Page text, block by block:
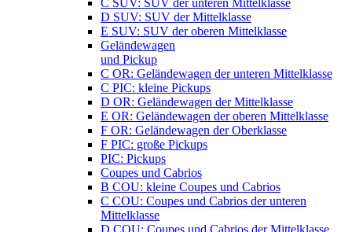
C SUV: SUV der unteren Mittelklasse
D SUV: SUV der Mittelklasse
E SUV: SUV der oberen Mittelklasse
Geländewagen
und Pickup
C OR: Geländewagen der unteren Mittelklasse
C PIC: kleine Pickups
D OR: Geländewagen der Mittelklasse
E OR: Geländewagen der oberen Mittelklasse
F OR: Geländewagen der Oberklasse
F PIC: große Pickups
PIC: Pickups
Coupes und Cabrios
B COU: kleine Coupes und Cabrios
C COU: Coupes und Cabrios der unteren
Mittelklasse
D COU: Coupes und Cabrios der Mittelklasse